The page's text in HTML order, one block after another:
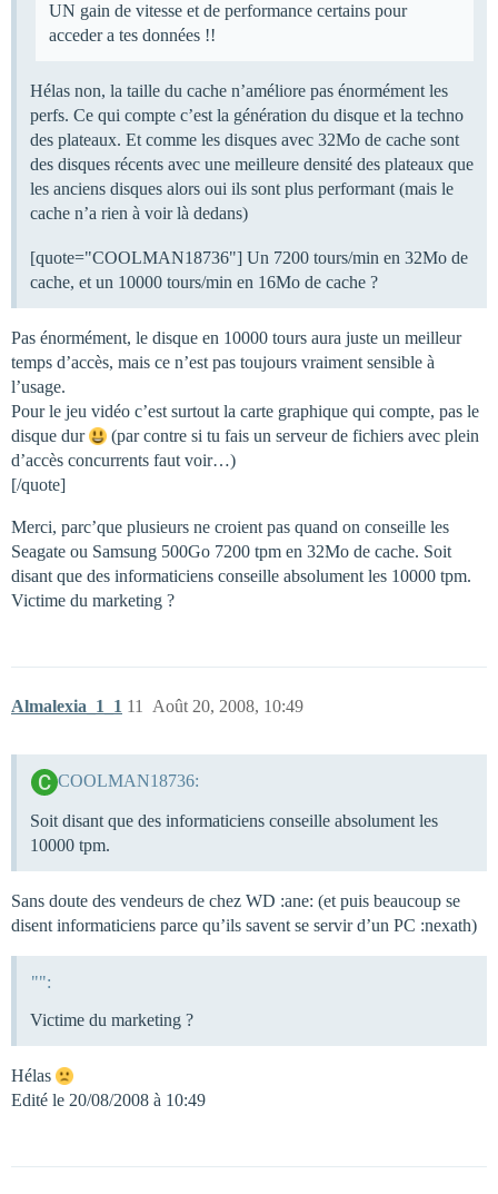
UN gain de vitesse et de performance certains pour
acceder a tes données !!
Hélas non, la taille du cache n’améliore pas énormément les
perfs. Ce qui compte c’est la génération du disque et la techno
des plateaux. Et comme les disques avec 32Mo de cache sont
des disques récents avec une meilleure densité des plateaux que
les anciens disques alors oui ils sont plus performant (mais le
cache n’a rien à voir là dedans)
[quote="COOLMAN18736"] Un 7200 tours/min en 32Mo de
cache, et un 10000 tours/min en 16Mo de cache ?
Pas énormément, le disque en 10000 tours aura juste un meilleur
temps d’accès, mais ce n’est pas toujours vraiment sensible à
l’usage.
Pour le jeu vidéo c’est surtout la carte graphique qui compte, pas le
disque dur
(par contre si tu fais un serveur de fichiers avec plein
d’accès concurrents faut voir…)
[/quote]
Merci, parc’que plusieurs ne croient pas quand on conseille les
Seagate ou Samsung 500Go 7200 tpm en 32Mo de cache. Soit
disant que des informaticiens conseille absolument les 10000 tpm.
Victime du marketing ?
Almalexia_1_1 Août 20, 2008, 10:49
11
COOLMAN18736:
Soit disant que des informaticiens conseille absolument les
10000 tpm.
Sans doute des vendeurs de chez WD :ane: (et puis beaucoup se
disent informaticiens parce qu’ils savent se servir d’un PC :nexath)
"":
Victime du marketing ?
Hélas
Edité le 20/08/2008 à 10:49